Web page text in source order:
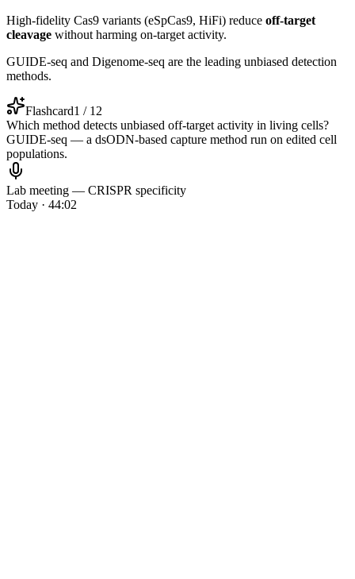
High-fidelity Cas9 variants (eSpCas9, HiFi) reduce off-target
cleavage without harming on-target activity.
GUIDE-seq and Digenome-seq are the leading unbiased detection
methods.
Flashcard1 / 12
Which method detects unbiased off-target activity in living cells?
GUIDE-seq — a dsODN-based capture method run on edited cell
populations.
Lab meeting — CRISPR specificity
Today · 44:02